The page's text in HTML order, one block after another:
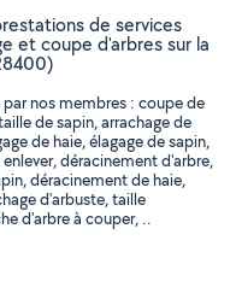
de services
et coupe d'arbres sur la
nos membres : coupe de
de sapin, arrachage de
de haie, élagage de sapin,
déracinement d'arbre,
déracinement de haie,
d'arbuste, taille
d'arbre à couper, ..